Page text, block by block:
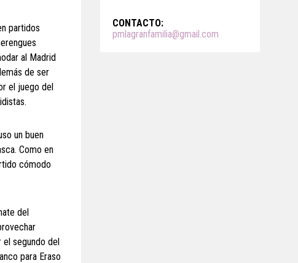
partidos
al Madrid
de ser
el juego del
un buen
Como en
cómodo
del
el segundo del
para Eraso
CONTACTO:
pmlagranfamilia@gmail.com